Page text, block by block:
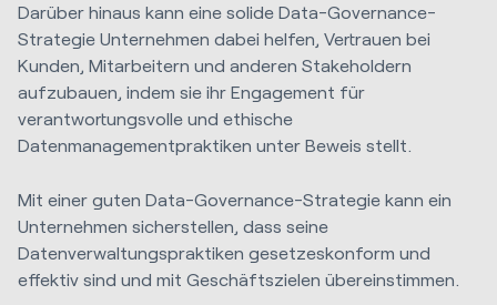
Darüber hinaus kann eine solide Data-Governance-
Strategie Unternehmen dabei helfen, Vertrauen bei
Kunden, Mitarbeitern und anderen Stakeholdern
aufzubauen, indem sie ihr Engagement für
verantwortungsvolle und ethische
Datenmanagementpraktiken unter Beweis stellt.
Mit einer guten Data-Governance-Strategie kann ein
Unternehmen sicherstellen, dass seine
Datenverwaltungspraktiken gesetzeskonform und
effektiv sind und mit Geschäftszielen übereinstimmen.